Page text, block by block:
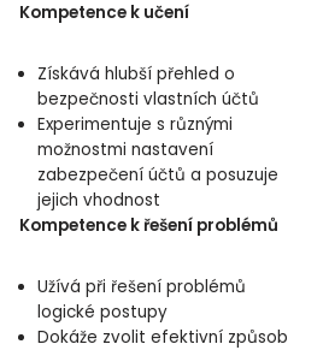
Kompetence k učení
Získává hlubší přehled o
bezpečnosti vlastních účtů
Experimentuje s různými
možnostmi nastavení
zabezpečení účtů a posuzuje
jejich vhodnost
Kompetence k řešení problémů
Užívá při řešení problémů
logické postupy
Dokáže zvolit efektivní způsob